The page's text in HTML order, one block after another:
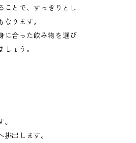
ことで、すっきりとし
ります。
に合った飲み物を選び
ょう。
出します。